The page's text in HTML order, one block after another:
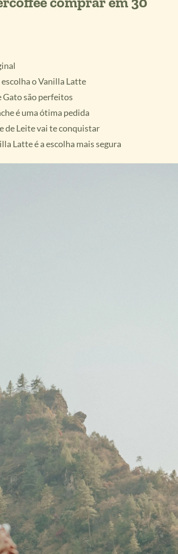
o Vanilla Latte
Gato são perfeitos
é uma ótima pedida
de Leite vai te conquistar
Latte é a escolha mais segura